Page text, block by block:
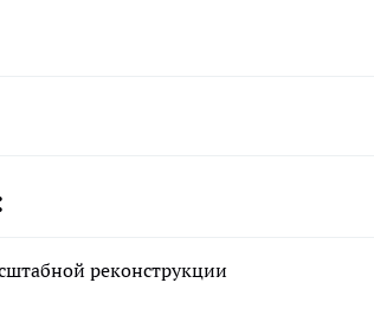
реконструкции